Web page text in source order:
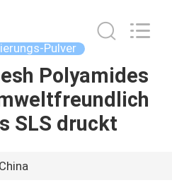
Pulver
Polyamides
SLS druckt
China